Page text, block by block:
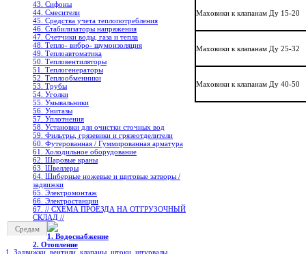
43. Сифоны
44. Смесители
45. Средства учета теплопотребления
46. Стабилизаторы напряжения
47. Счетчики воды, газа и тепла
48. Тепло- вибро- шумоизоляция
49. Теплоавтоматика
50. Тепловентиляторы
51. Теплогенераторы
52. Теплообменники
53. Трубы
54. Уголки
55. Умывальники
56. Унитазы
57. Уплотнения
58. Установки для очистки сточных вод
59. Фильтры, грязевики и грязеотделители
60. Футерованная / Гуммированная арматура
61. Холодильное oборудование
62. Шаровые краны
63. Швеллеры
64. Шиберные ножевые и щитовые затворы /
задвижки
65. Электромонтаж
66. Электростанции
67. // СХЕМА ПРОЕЗДА НА ОТГРУЗОЧНЫЙ
СКЛАД //
Средам
1. Водоснабжение
2. Отопление
1. Задвижки, вентили, клапаны, штоки, штурвалы,
Маховики к клапанам Ду 15-20
Маховики к клапанам Ду 25-32
Маховики к клапанам Ду 40-50